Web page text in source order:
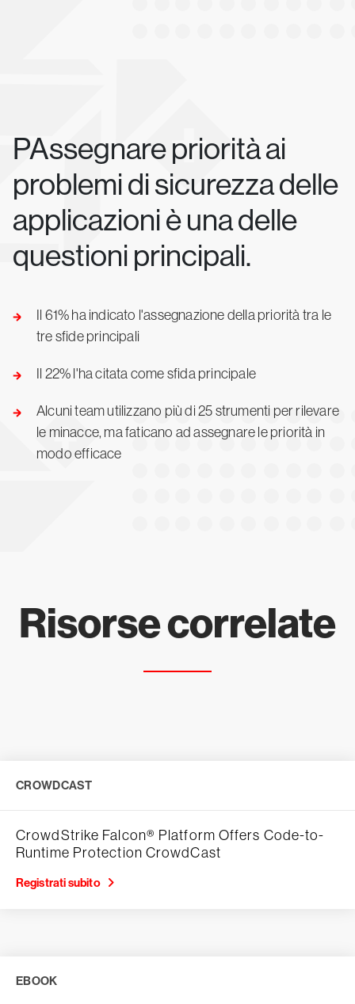
PAssegnare priorità ai
problemi di sicurezza delle
applicazioni è una delle
questioni principali.
Il 61% ha indicato l'assegnazione della priorità tra le
tre sfide principali
Il 22% l'ha citata come sfida principale
Alcuni team utilizzano più di 25 strumenti per rilevare
le minacce, ma faticano ad assegnare le priorità in
modo efficace
Risorse correlate
CROWDCAST
CrowdStrike Falcon® Platform Offers Code-to-
Runtime Protection CrowdCast
Registrati subito
EBOOK